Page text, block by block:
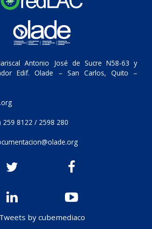
Antonio José de Sucre N58-63 y
Edif. Olade – San Carlos, Quito –
259 8122 / 2598 280
Tweets by cubemediaco